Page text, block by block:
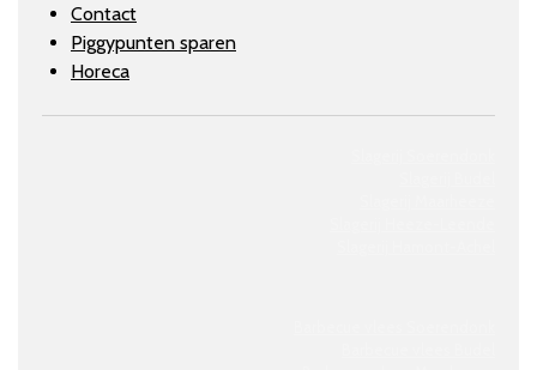
Contact
Piggypunten sparen
Horeca